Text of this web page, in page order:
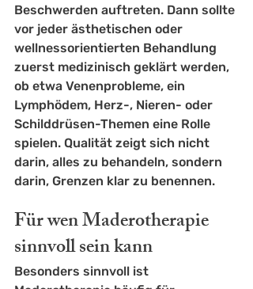
Beschwerden auftreten. Dann sollte
vor jeder ästhetischen oder
wellnessorientierten Behandlung
zuerst medizinisch geklärt werden,
ob etwa Venenprobleme, ein
Lymphödem, Herz-, Nieren- oder
Schilddrüsen-Themen eine Rolle
spielen. Qualität zeigt sich nicht
darin, alles zu behandeln, sondern
darin, Grenzen klar zu benennen.
Für wen Maderotherapie
sinnvoll sein kann
Besonders sinnvoll ist